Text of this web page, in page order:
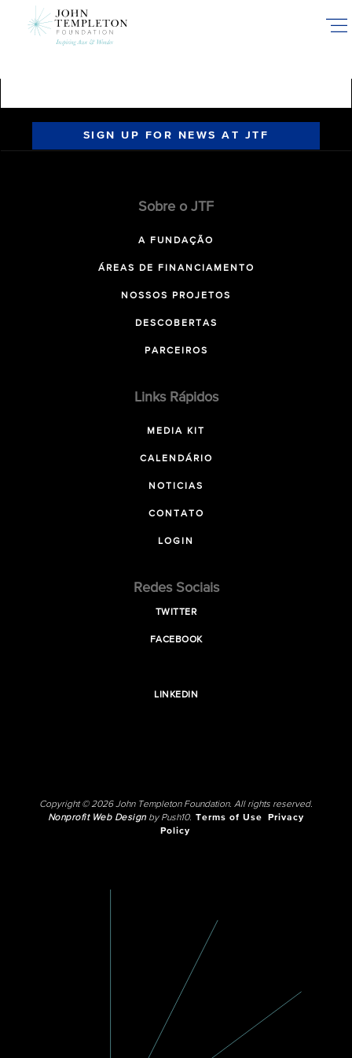
SIGN UP FOR NEWS AT JTF
Sobre o JTF
A FUNDAÇÃO
ÁREAS DE FINANCIAMENTO
NOSSOS PROJETOS
DESCOBERTAS
PARCEIROS
Links Rápidos
MEDIA KIT
CALENDÁRIO
NOTICIAS
CONTATO
LOGIN
Redes Sociais
TWITTER
FACEBOOK
LINKEDIN
Copyright © 2026 John Templeton Foundation. All rights reserved.
Nonprofit Web Designby Push10. Terms of Use
Privacy
Policy